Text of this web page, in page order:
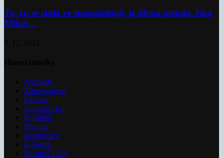
To, co se stalo ve stomatologii, je šílená ostuda, říká
Milan...
Aktuality
Zdravotnictví
Politika
Sociální věci
Pojištění
Pharma
Rozhovory
E-Health
Ke kávě i čaji